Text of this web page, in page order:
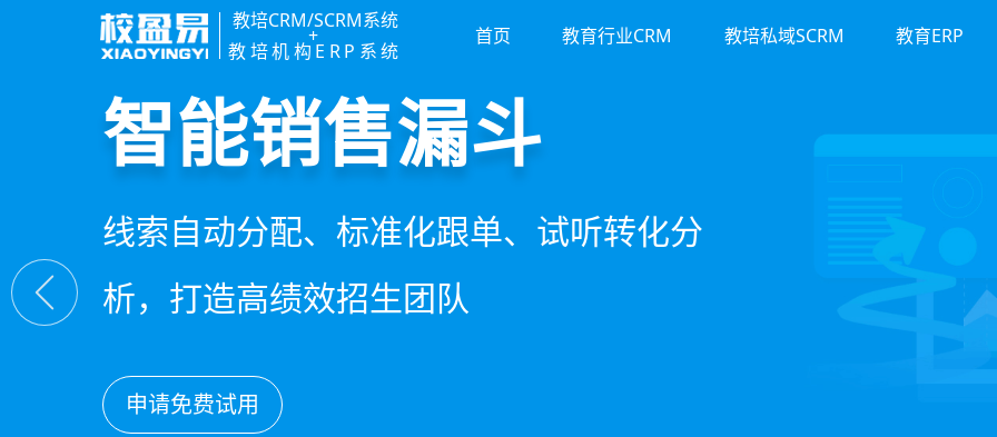
教培CRM/SCRM系统
+
教培机构ERP系统
首页 教育行业CRM 教培私域SCRM 教育ERP
精细化客户运营
360°学员画像、自动化服务流程、智能续
费预警，深度挖掘学员长期价值
申请免费试用
私域招生与裂变
集成企微SCRM、小程序商城、丰富裂变工
具，实现低成本口碑增长
申请免费试用
教培行业CRM
以学员为中心，打通从引流、转化、教学到
复购转介绍的全生命周期增长引擎
申请免费试用
智能销售漏斗
线索自动分配、标准化跟单、试听转化分
析，打造高绩效招生团队
申请免费试用